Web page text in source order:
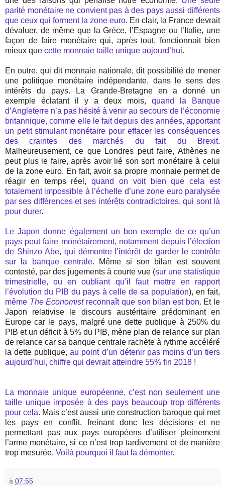
parité monétaire ne convient pas à des pays aussi différents
que ceux qui forment la zone euro. En clair, la France devrait
dévaluer, de même que la Grèce, l’Espagne ou l’Italie, une
façon de faire monétaire qui, après tout, fonctionnait bien
mieux que cette monnaie taille unique aujourd’hui.
En outre, qui dit monnaie nationale, dit possibilité de mener
une politique monétaire indépendante, dans le sens des
intérêts du pays. La Grande-Bretagne en a donné un
exemple éclatant il y a deux mois, quand la Banque
d’Angleterre n’a pas hésité à venir au secours de l’économie
britannique, comme elle le fait depuis des années, apportant
un petit stimulant monétaire pour effacer les conséquences
des craintes des marchés du fait du Brexit.
Malheureusement, ce que Londres peut faire, Athènes ne
peut plus le faire, après avoir lié son sort monétaire à celui
de la zone euro. En fait, avoir sa propre monnaie permet de
réagir en temps réel,quand on voit bien que cela est
totalement impossible à l’échelle d’une zone euro paralysée
par ses différences et ses intérêts contradictoires, qui sont là
pour durer.
Le Japon donne également un bon exemple de ce qu’un
pays peut faire monétairement, notamment depuis l’élection
de Shinzo Abe, qui démontre l’intérêt de garder le contrôle
sur la banque centrale. Même si son bilan est souvent
contesté, par des jugements à courte vue (sur une statistique
trimestrielle, ou en oubliant qu’il faut mettre en rapport
l’évolution du PIB du pays à celle de sa population), en fait,
même The Economistreconnaît que son bilan est bon. Et le
Japon relativise le discours austéritaire prédominant en
Europe car le pays, malgré une dette publique à 250% du
PIB et un déficit à 5% du PIB, mène plan de relance sur plan
de relance car sa banque centrale rachète à rythme accéléré
la dette publique,au point d’un détenir pas moins d’un tiers
aujourd’hui, chiffre qui devrait atteindre 55% fin 2018 !
La monnaie unique européenne, c’est non seulement une
taille unique imposée à des pays beaucoup trop différents
pour cela. Mais c’est aussi une construction baroque qui met
les pays en conflit, freinant donc les décisions et ne
permettant pas aux pays européens d’utiliser pleinement
l’arme monétaire, si ce n’est trop tardivement et de manière
trop mesurée. Voilà pourquoi il faut la démonter.
à 07:55